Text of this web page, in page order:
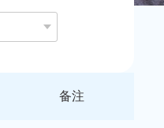
备注